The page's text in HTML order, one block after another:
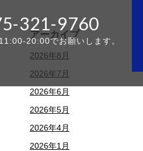
321-9760
20:00でお願いします。
アーカイブ
2026年8月
2026年7月
2026年6月
2026年5月
2026年4月
2026年1月